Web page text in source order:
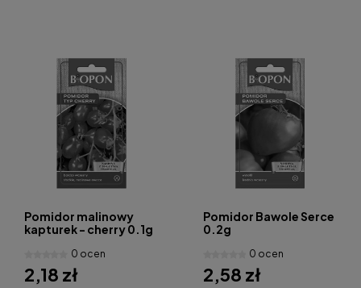
Pomidor malinowy
kapturek - cherry 0.1g
0 ocen
2,18 zł
Pomidor Bawole Serce
0.2g
0 ocen
2,58 zł